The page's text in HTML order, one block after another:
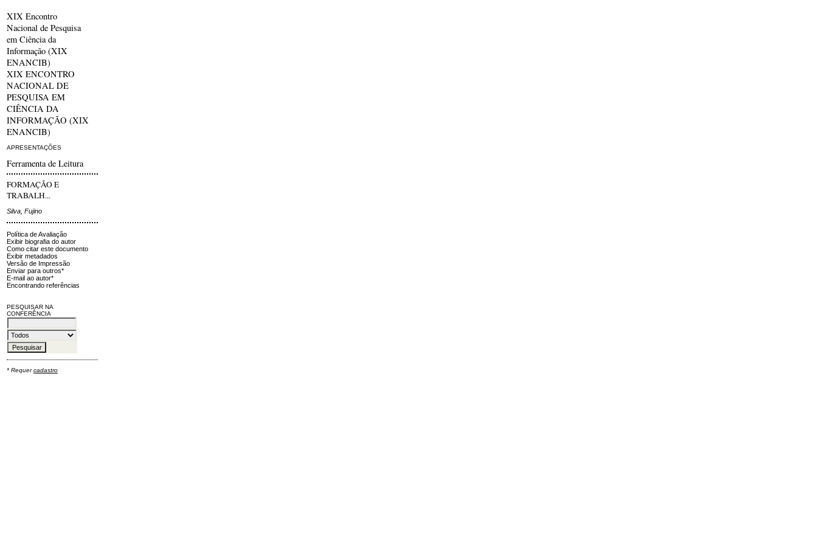
XIX Encontro
Nacional de Pesquisa
em Ciência da
Informação (XIX
ENANCIB)
XIX ENCONTRO
NACIONAL DE
PESQUISA EM
CIÊNCIA DA
INFORMAÇÃO (XIX
ENANCIB)
APRESENTAÇÕES
Ferramenta de Leitura
FORMAÇÃO E
TRABALH...
Silva, Fujino
Política de Avaliação
Exibir biografia do autor
Como citar este documento
Exibir metadados
Versão de Impressão
Enviar para outros*
E-mail ao autor*
Encontrando referências
PESQUISAR NA
CONFERÊNCIA
* Requercadastro